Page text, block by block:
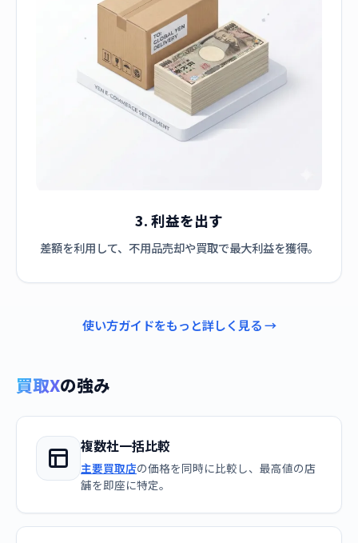
3. 利益を出す
差額を利用して、不用品売却や買取で最大利益を獲得。
使い方ガイドをもっと詳しく見る →
買取Xの強み
複数社一括比較
主要買取店の価格を同時に比較し、最高値の店
舗を即座に特定。